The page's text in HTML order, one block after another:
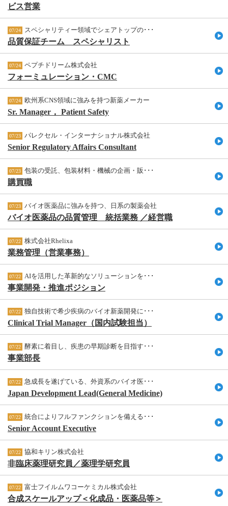
ビス営業
07/24 スペシャリティー領域でシェアトップの･･･
品質保証チーム スペシャリスト
07/24 ペプチドリーム株式会社
フォーミュレーション・CMC
07/24 欧州系CNS領域に強みを持つ新薬メーカー
Sr. Manager， Patient Safety
07/23 パレクセル・インターナショナル株式会社
Senior Regulatory Affairs Consultant
07/23 包装の受託、包装材料・機械の企画・販･･･
購買職
07/23 バイオ医薬品に強みを持つ、日系の製薬会社
バイオ医薬品の品質管理 統括業務 ／経営職
07/22 株式会社Rhelixa
業務管理（営業事務）
07/22 AIを活用した革新的なソリューションを･･･
事業開発・推進ポジション
07/22 独自技術で希少疾病のバイオ新薬開発に･･･
Clinical Trial Manager（国内試験担当）
07/22 酵素に着目し、疾患の早期診断を目指す･･･
事業部長
07/22 急成長を遂げている、外資系のバイオ医･･･
Japan Development Lead(General Medicine)
07/22 統合によりフルファンクションを備える･･･
Senior Account Executive
07/22 協和キリン株式会社
非臨床薬理研究員／薬理学研究員
07/22 富士フイルムワコーケミカル株式会社
合成スケールアップ＜化成品・医薬品等＞